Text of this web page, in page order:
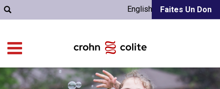
Faites Un Don
English